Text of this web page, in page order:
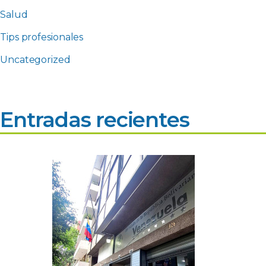
Salud
Tips profesionales
Uncategorized
Entradas recientes